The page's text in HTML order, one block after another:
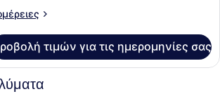
τιμών για τις ημερομηνίες σας